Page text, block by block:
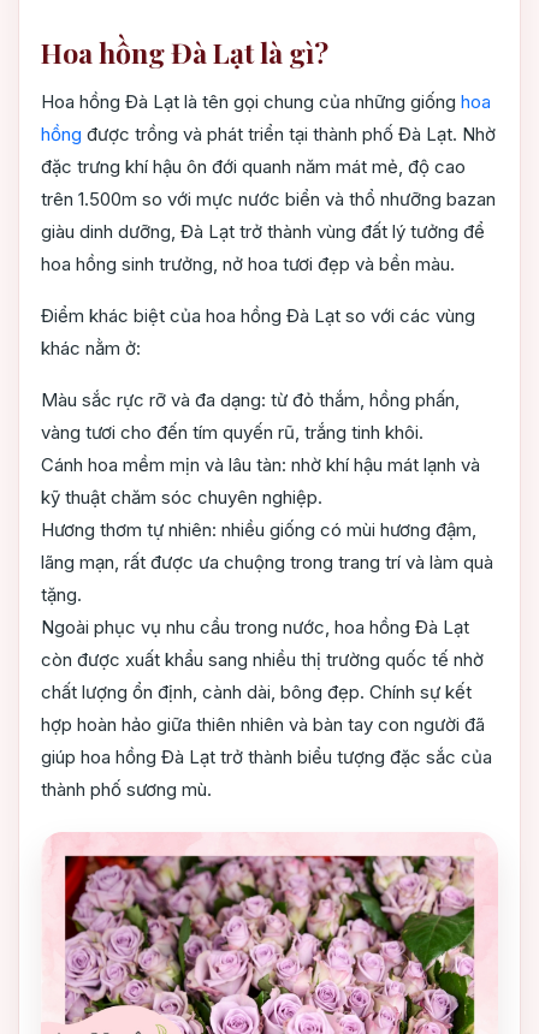
Hoa hồng Đà Lạt là gì?
Hoa hồng Đà Lạt là tên gọi chung của những giống hoa
hồng được trồng và phát triển tại thành phố Đà Lạt. Nhờ
đặc trưng khí hậu ôn đới quanh năm mát mẻ, độ cao
trên 1.500m so với mực nước biển và thổ nhưỡng bazan
giàu dinh dưỡng, Đà Lạt trở thành vùng đất lý tưởng để
hoa hồng sinh trưởng, nở hoa tươi đẹp và bền màu.
Điểm khác biệt của hoa hồng Đà Lạt so với các vùng
khác nằm ở:
Màu sắc rực rỡ và đa dạng: từ đỏ thắm, hồng phấn,
vàng tươi cho đến tím quyến rũ, trắng tinh khôi.
Cánh hoa mềm mịn và lâu tàn: nhờ khí hậu mát lạnh và
kỹ thuật chăm sóc chuyên nghiệp.
Hương thơm tự nhiên: nhiều giống có mùi hương đậm,
lãng mạn, rất được ưa chuộng trong trang trí và làm quà
tặng.
Ngoài phục vụ nhu cầu trong nước, hoa hồng Đà Lạt
còn được xuất khẩu sang nhiều thị trường quốc tế nhờ
chất lượng ổn định, cành dài, bông đẹp. Chính sự kết
hợp hoàn hảo giữa thiên nhiên và bàn tay con người đã
giúp hoa hồng Đà Lạt trở thành biểu tượng đặc sắc của
thành phố sương mù.